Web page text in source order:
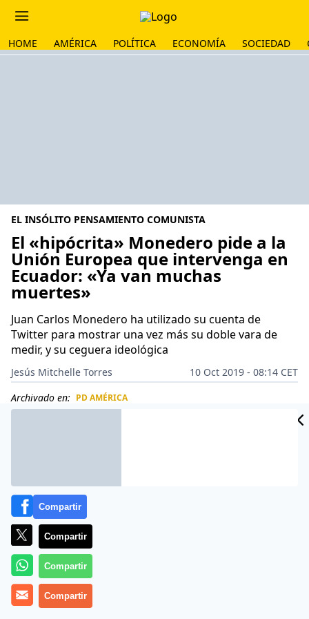
HOME AMÉRICA POLÍTICA ECONOMÍA SOCIEDAD
EL INSÓLITO PENSAMIENTO COMUNISTA
El «hipócrita» Monedero pide a la
Unión Europea que intervenga en
Ecuador: «Ya van muchas
muertes»
Juan Carlos Monedero ha utilizado su cuenta de
Twitter para mostrar una vez más su doble vara de
medir, y su ceguera ideológica
Jesús Mitchelle Torres
10 Oct 2019 - 08:14 CET
Archivado en: PD AMÉRICA
Compartir
Compartir
Compartir
Compartir